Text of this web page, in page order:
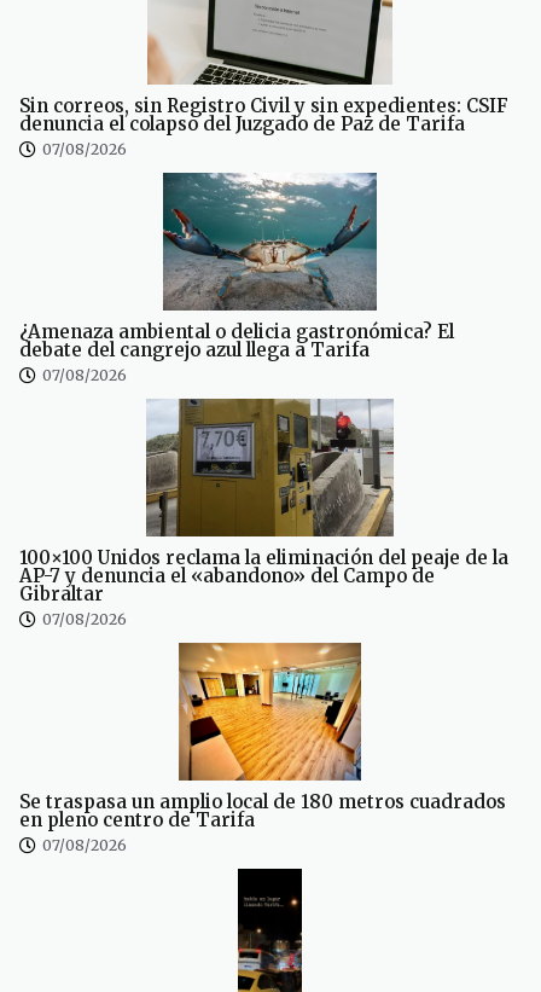
Sin correos, sin Registro Civil y sin expedientes: CSIF
denuncia el colapso del Juzgado de Paz de Tarifa
07/08/2026
¿Amenaza ambiental o delicia gastronómica? El
debate del cangrejo azul llega a Tarifa
07/08/2026
100×100 Unidos reclama la eliminación del peaje de la
AP-7 y denuncia el «abandono» del Campo de
Gibraltar
07/08/2026
Se traspasa un amplio local de 180 metros cuadrados
en pleno centro de Tarifa
07/08/2026